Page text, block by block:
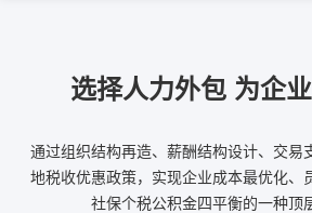
选择人力外包 为企
通过组织结构再造、薪酬结构设计、交易
地税收优惠政策，实现企业成本最优化、
社保个税公积金四平衡的一种顶